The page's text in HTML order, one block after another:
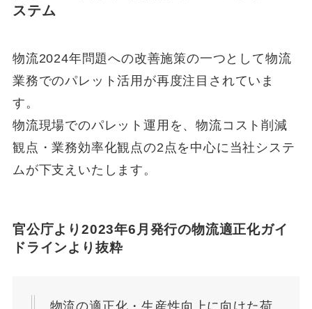
ステム
物流2024年問題への改善施策の一つとして物流
業務でのパレット活用が再度注目されていま
す。
物流現場でのパレット運用を、物流コスト削減
観点・業務効率化観点の2点を中心に当社システ
ムが下支えいたします。
官公庁より2023年6月発行の物流適正化ガイ
ドラインより抜粋
物流の適正化・生産性向上に向けた荷